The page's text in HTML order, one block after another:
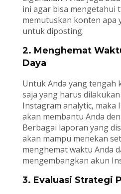
ini agar bisa mengetahui
memutuskan konten apa
untuk diposting.
2. Menghemat
Daya
Untuk Anda yang tengah
saja yang harus
Instagram analytic, maka
akan membantu Anda
Berbagai laporan yang
akan mampu menekan
menghemat waktu Anda
mengembangkan akun
3. Evaluasi Strategi